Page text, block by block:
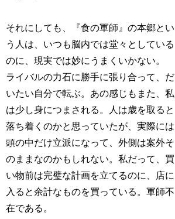
それにしても、『食の軍師』の本郷とい
う人は、いつも脳内では堂々としている
のに、現実では妙にうまくいかない。
ライバルの力石に勝手に張り合って、だ
いたい自分で転ぶ。あの感じもまた、私
は少し身につまされる。人は歳を取ると
落ち着くのかと思っていたが、実際には
頭の中だけ立派になって、外側は案外そ
のままなのかもしれない。私だって、買
い物前は完璧な計画を立てるのに、店に
入ると余計なものを買っている。軍師不
在である。